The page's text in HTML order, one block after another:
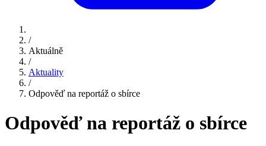
/
Aktuálně
/
Aktuality
/
Odpověď na reportáž o sbírce
Odpověď na reportáž o sbírce